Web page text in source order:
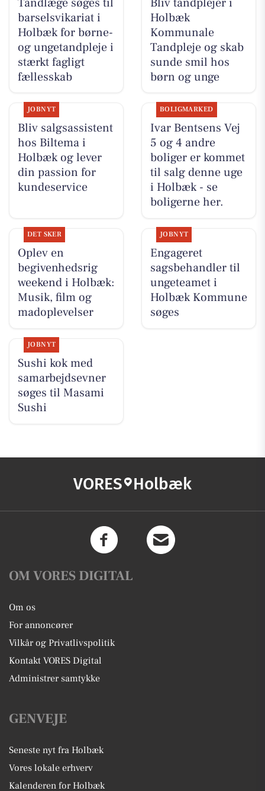
barselsvikariat i
Holbæk for børne-
og ungetandpleje i
stærkt fagligt
fællesskab
Holbæk
Kommunale
Tandpleje og skab
sunde smil hos
børn og unge
JOBNYT
Bliv salgsassistent
hos Biltema i
Holbæk og lever
din passion for
kundeservice
BOLIGMARKED
Ivar Bentsens Vej
5 og 4 andre
boliger er kommet
til salg denne uge
i Holbæk - se
boligerne her.
DET SKER
Oplev en
begivenhedsrig
weekend i Holbæk:
Musik, film og
madoplevelser
JOBNYT
Engageret
sagsbehandler til
ungeteamet i
Holbæk Kommune
søges
JOBNYT
Sushi kok med
samarbejdsevner
søges til Masami
Sushi
VORES Holbæk
OM VORES DIGITAL
Om os
For annoncører
Vilkår og Privatlivspolitik
Kontakt VORES Digital
Administrer samtykke
GENVEJE
Seneste nyt fra Holbæk
Vores lokale erhverv
Kalenderen for Holbæk